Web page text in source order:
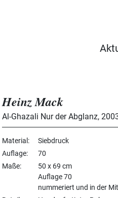
Heinz Mack
Al-Ghazali Nur der Abglanz,
Material
Siebdruck
Auflage
70
Maße
50 x 69 cm
Auflage 70
nummeriert und in der